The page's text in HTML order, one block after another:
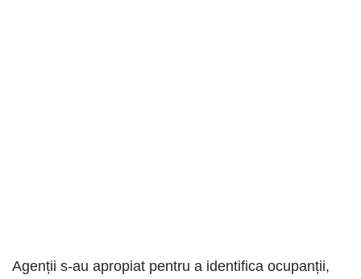
Agenții s-au apropiat pentru a identifica ocupanții,